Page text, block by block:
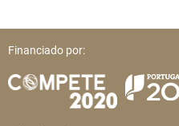
Financiado por: